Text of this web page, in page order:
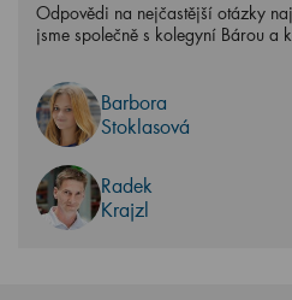
Odpovědi na nejčastější otázky
jsme společně s kolegyní Bárou a
Barbora
Stoklasová
Radek
Krajzl